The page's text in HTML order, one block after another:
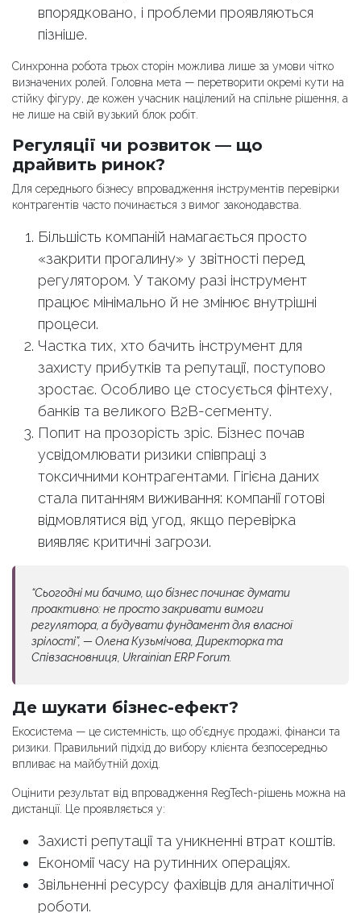
впорядковано, і проблеми проявляються
пізніше.
Синхронна робота трьох сторін можлива лише за умови чітко
визначених ролей. Головна мета — перетворити окремі кути на
стійку фігуру, де кожен учасник націлений на спільне рішення, а
не лише на свій вузький блок робіт.
Регуляції чи розвиток — що
драйвить ринок?
Для середнього бізнесу впровадження інструментів перевірки
контрагентів часто починається з вимог законодавства.
Більшість компаній намагається просто
«закрити прогалину» у звітності перед
регулятором. У такому разі інструмент
працює мінімально й не змінює внутрішні
процеси.
Частка тих, хто бачить інструмент для
захисту прибутків та репутації, поступово
зростає. Особливо це стосується фінтеху,
банків та великого B2B-сегменту.
Попит на прозорість зріс. Бізнес почав
усвідомлювати ризики співпраці з
токсичними контрагентами. Гігієна даних
стала питанням виживання: компанії готові
відмовлятися від угод, якщо перевірка
виявляє критичні загрози.
“Сьогодні ми бачимо, що бізнес починає думати
проактивно: не просто закривати вимоги
регулятора, а будувати фундамент для власної
зрілості”, — Олена Кузьмічова, Директорка та
Співзасновниця, Ukrainian ERP Forum.
Де шукати бізнес-ефект?
Екосистема — це системність, що об’єднує продажі, фінанси та
ризики. Правильний підхід до вибору клієнта безпосередньо
впливає на майбутній дохід.
Оцінити результат від впровадження RegTech-рішень можна на
дистанції. Це проявляється у:
Захисті репутації та уникненні втрат коштів.
Економії часу на рутинних операціях.
Звільненні ресурсу фахівців для аналітичної
роботи.